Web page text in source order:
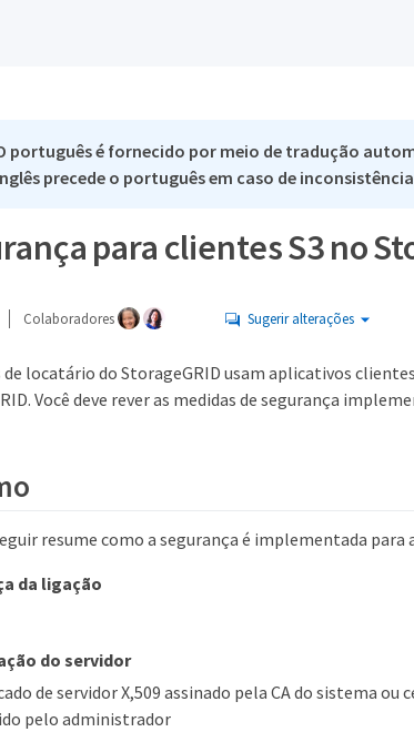
português é fornecido por meio de tradução
precede o português em caso de
para clientes S3 no
Colaboradores Sugerir alterações
de locatário do StorageGRID usam aplicativos
Você deve rever as medidas de segurança
resume como a segurança é implementada para a
da ligação
do servidor
de servidor X,509 assinado pela CA do sistema
pelo administrador